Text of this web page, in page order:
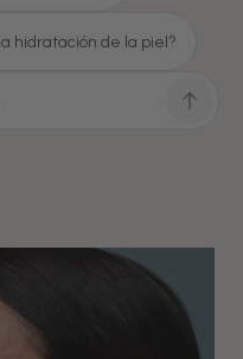
hidratación de la piel?